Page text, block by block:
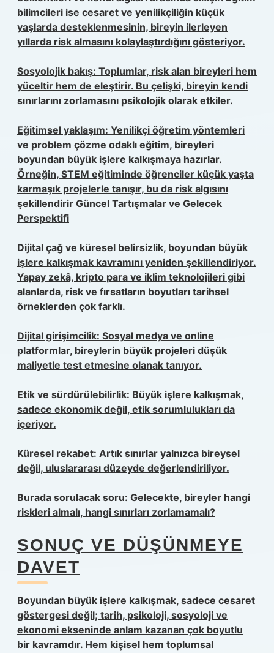
bilimcileri ise cesaret ve yenilikçiliğin küçük
yaşlarda desteklenmesinin, bireyin ilerleyen
yıllarda risk almasını kolaylaştırdığını gösteriyor.
Sosyolojik bakış: Toplumlar, risk alan bireyleri hem
yüceltir hem de eleştirir. Bu çelişki, bireyin kendi
sınırlarını zorlamasını psikolojik olarak etkiler.
Eğitimsel yaklaşım: Yenilikçi öğretim yöntemleri
ve problem çözme odaklı eğitim, bireyleri
boyundan büyük işlere kalkışmaya hazırlar.
Örneğin, STEM eğitiminde öğrenciler küçük yaşta
karmaşık projelerle tanışır, bu da risk algısını
şekillendirir Güncel Tartışmalar ve Gelecek
Perspektifi
Dijital çağ ve küresel belirsizlik, boyundan büyük
işlere kalkışmak kavramını yeniden şekillendiriyor.
Yapay zekâ, kripto para ve iklim teknolojileri gibi
alanlarda, risk ve fırsatların boyutları tarihsel
örneklerden çok farklı.
Dijital girişimcilik: Sosyal medya ve online
platformlar, bireylerin büyük projeleri düşük
maliyetle test etmesine olanak tanıyor.
Etik ve sürdürülebilirlik: Büyük işlere kalkışmak,
sadece ekonomik değil, etik sorumlulukları da
içeriyor.
Küresel rekabet: Artık sınırlar yalnızca bireysel
değil, uluslararası düzeyde değerlendiriliyor.
Burada sorulacak soru: Gelecekte, bireyler hangi
riskleri almalı, hangi sınırları zorlamamalı?
SONUÇ VE DÜŞÜNMEYE
DAVET
Boyundan büyük işlere kalkışmak, sadece cesaret
göstergesi değil; tarih, psikoloji, sosyoloji ve
ekonomi ekseninde anlam kazanan çok boyutlu
bir kavramdır. Hem kişisel hem toplumsal